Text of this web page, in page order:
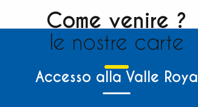
Come venire ?
le nostre carte
Accesso alla Valle Roya